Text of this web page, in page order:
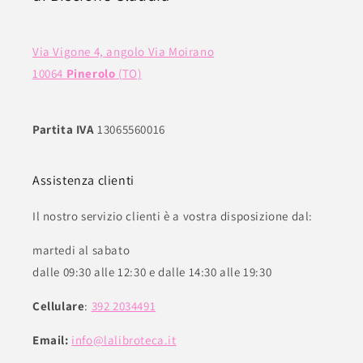
Via Vigone 4, angolo Via Moirano
10064 Pinerolo (TO)
Partita IVA 13065560016
Assistenza clienti
Il nostro servizio clienti è a vostra disposizione dal:
martedi al sabato
dalle 09:30 alle 12:30 e dalle 14:30 alle 19:30
Cellulare: 392 2034491
Email: info@lalibroteca.it